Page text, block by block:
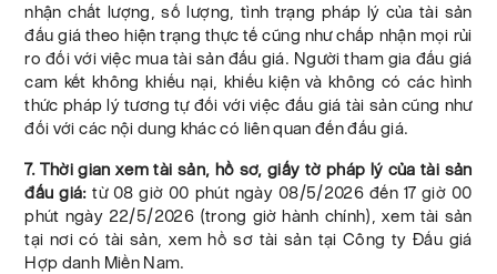
nhận chất lượng, số lượng, tình trạng pháp lý của tài sản
đấu giá theo hiện trạng thực tế cũng như chấp nhận mọi rủi
ro đối với việc mua tài sản đấu giá. Người tham gia đấu giá
cam kết không khiếu nại, khiếu kiện và không có các hình
thức pháp lý tương tự đối với việc đấu giá tài sản cũng như
đối với các nội dung khác có liên quan đến đấu giá.
7. Thời gian xem tài sản, hồ sơ, giấy tờ pháp lý của tài sản
đấu giá: từ 08 giờ 00 phút ngày 08/5/2026 đến 17 giờ 00
phút ngày 22/5/2026 (trong giờ hành chính), xem tài sản
tại nơi có tài sản, xem hồ sơ tài sản tại Công ty Đấu giá
Hợp danh Miền Nam.